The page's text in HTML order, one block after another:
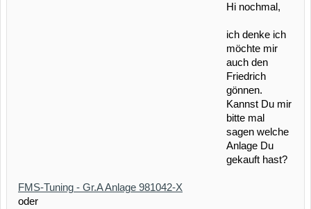
Hi nochmal,
ich denke ich
möchte mir
auch den
Friedrich
gönnen.
Kannst Du mir
bitte mal
sagen welche
Anlage Du
gekauft hast?
FMS-Tuning - Gr.A Anlage 981042-X
oder